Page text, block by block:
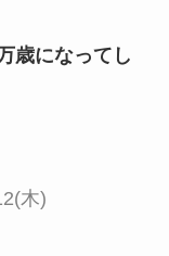
歳になってし
木)